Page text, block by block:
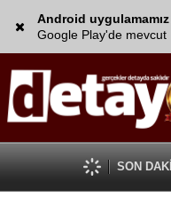
Android uygulamamız
Google Play'de mevcut
SON